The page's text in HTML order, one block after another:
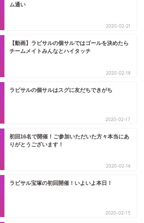
ム通い
2020-02-21
【動画】ラビサルの個サルではゴールを決めたら
チームメイトみんなとハイタッチ
2020-02-18
ラビサルの個サルはスグに友だちできがち
2020-02-17
初回16名で開催！ご参加いただいた方々本当にあ
りがとうございます！
2020-02-16
ラビサル宝塚の初回開催！いよいよ本日！
2020-02-15